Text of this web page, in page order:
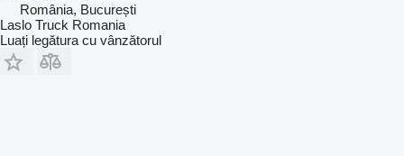
România, București
Laslo Truck Romania
Luați legătura cu vânzătorul